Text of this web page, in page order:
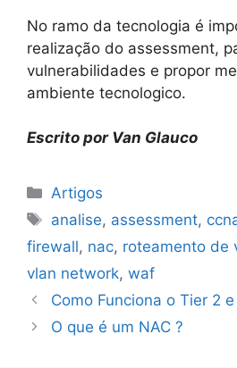
No ramo da tecnologia é
realização do assessment,
vulnerabilidades e propor
ambiente tecnologico.
Escrito por Van Glauco
Categorias
Artigos
Tags
analise, assessment,
firewall, nac, roteamento de
vlan network, waf
Como Funciona o Tier 2
O que é um NAC ?